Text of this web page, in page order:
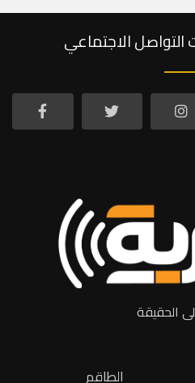
التواصل الاجتماعي
الحقيقة
الطاقم